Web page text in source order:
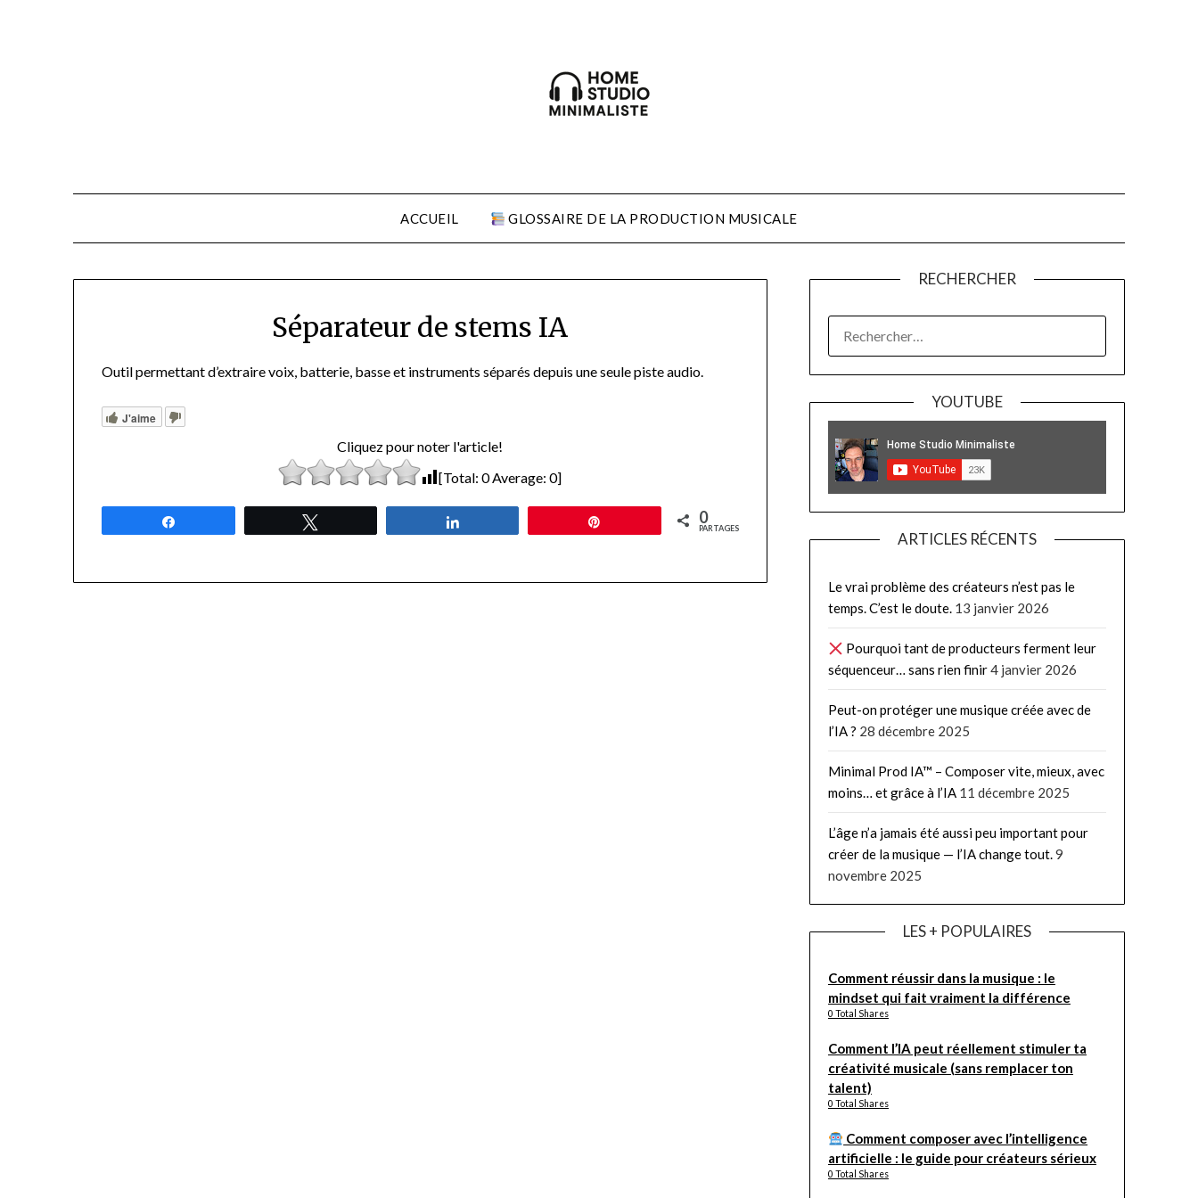
ACCUEIL GLOSSAIRE DE LA PRODUCTION MUSICALE
Séparateur de stems IA
Outil permettant d’extraire voix, batterie, basse et instruments séparés depuis une seule piste audio.
J'aime
Cliquez pour noter l'article!
[Total:0Average:0]
0
PARTAGES
RECHERCHER
YOUTUBE
ARTICLES RÉCENTS
Le vrai problème des créateurs n’est pas le
temps. C’est le doute. 13 janvier 2026
Pourquoi tant de producteurs ferment leur
séquenceur… sans rien finir4 janvier 2026
Peut-on protéger une musique créée avec de
l’IA ? 28 décembre 2025
Minimal Prod IA™ – Composer vite, mieux, avec
moins… et grâce à l’IA 11 décembre 2025
L’âge n’a jamais été aussi peu important pour
créer de la musique — l’IA change tout.9
novembre 2025
LES + POPULAIRES
Comment réussir dans la musique : le
mindset qui fait vraiment la différence
0 Total Shares
Comment l’IA peut réellement stimuler ta
créativité musicale (sans remplacer ton
talent)
0 Total Shares
Comment composer avec l’intelligence
artificielle : le guide pour créateurs sérieux
0 Total Shares